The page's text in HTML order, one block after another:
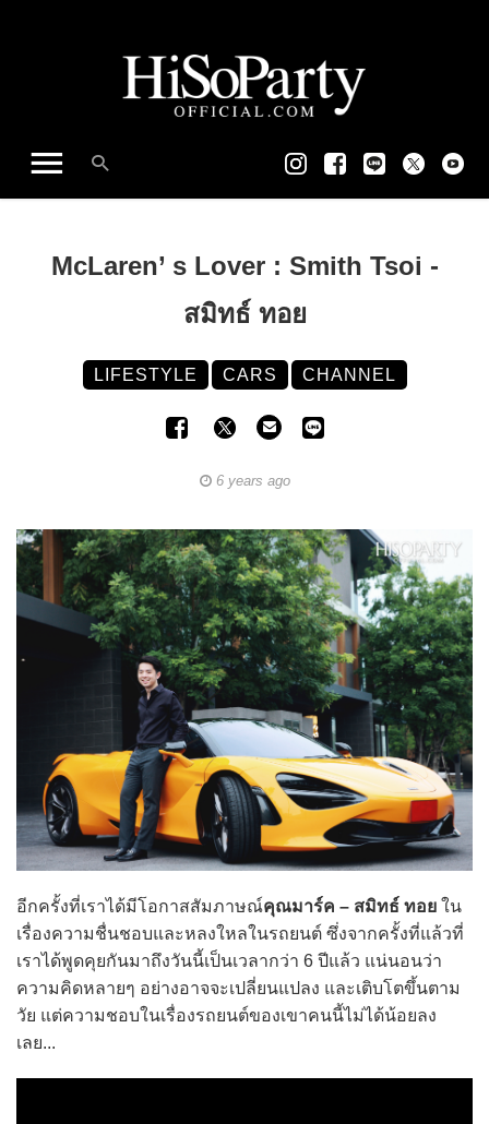
McLaren’ s Lover : Smith Tsoi -
สมิทธ์ ทอย
LIFESTYLE CARS CHANNEL
6 years ago
อีกครั้งที่เราได้มีโอกาสสัมภาษณ์คุณมาร์ค – สมิทธ์ ทอย ใน
เรื่องความชื่นชอบและหลงใหลในรถยนต์ ซึ่งจากครั้งที่แล้วที่
เราได้พูดคุยกันมาถึงวันนี้เป็นเวลากว่า 6 ปีแล้ว แน่นอนว่า
ความคิดหลายๆ อย่างอาจจะเปลี่ยนแปลง และเติบโตขึ้นตาม
วัย แต่ความชอบในเรื่องรถยนต์ของเขาคนนี้ไม่ได้น้อยลง
เลย...